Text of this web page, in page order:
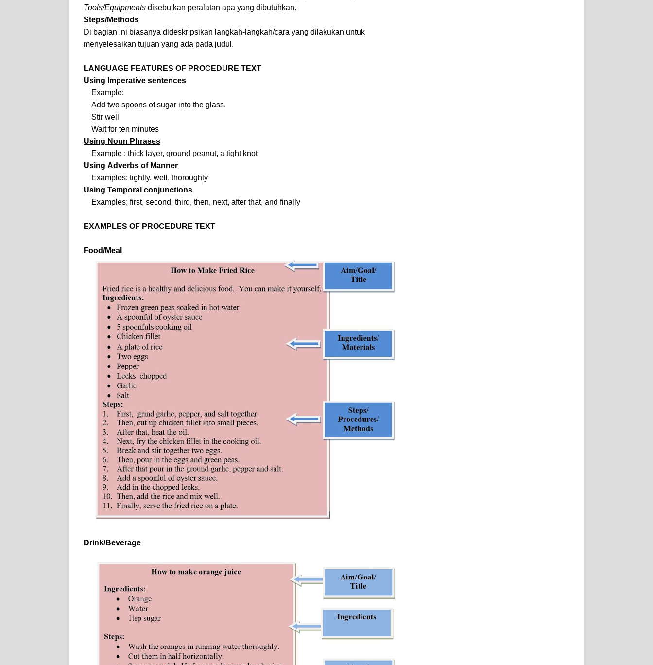
Tools/Equipments disebutkan peralatan apa yang dibutuhkan.
Steps/Methods
Di bagian ini biasanya dideskripsikan langkah-langkah/cara yang dilakukan untuk
menyelesaikan tujuan yang ada pada judul.
LANGUAGE FEATURES OF PROCEDURE TEXT
Using Imperative sentences
Example:
Add two spoons of sugar into the glass.
Stir well
Wait for ten minutes
Using Noun Phrases
Example : thick layer, ground peanut, a tight knot
Using Adverbs of Manner
Examples: tightly, well, thoroughly
Using Temporal conjunctions
Examples; first, second, third, then, next, after that, and finally
EXAMPLES OF PROCEDURE TEXT
Food/Meal
Drink/Beverage